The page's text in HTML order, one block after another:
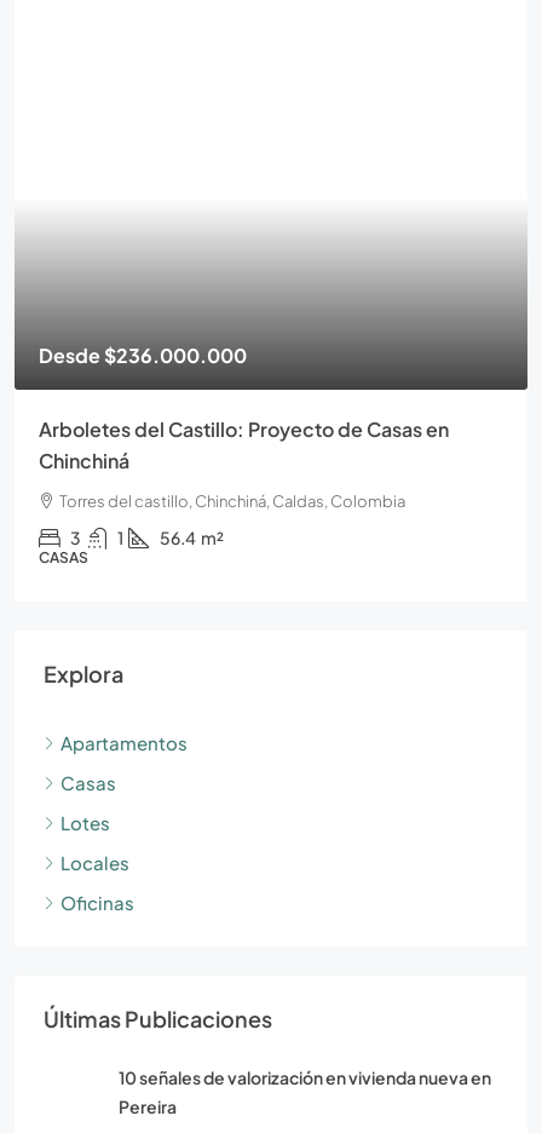
Desde$236.000.000
Arboletes del Castillo: Proyecto de Casas en
Chinchiná
Torres del castillo, Chinchiná, Caldas, Colombia
3 1 56.4 m²
CASAS
Explora
Apartamentos
Casas
Lotes
Locales
Oficinas
Últimas Publicaciones
10 señales de valorización en vivienda nueva en
Pereira